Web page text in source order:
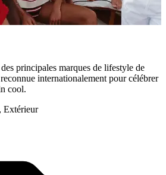
principales marques de lifestyle de
internationalement pour célébrer
cool.
Extérieur